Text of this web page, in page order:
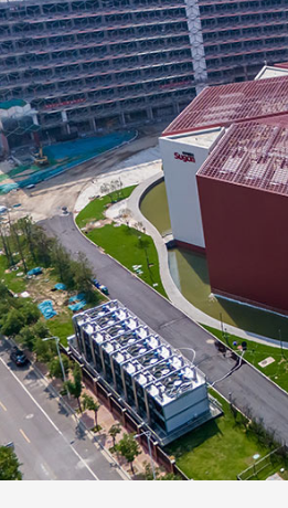
体育 直播 竞猜
VIP会员 CCTV奥林
财经 教育 乡村振
大国智造 大国展会
CCTV.节目官网 直播